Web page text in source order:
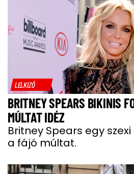
LELKIZŐ
BRITNEY SPEARS BIKINIS
MÚLTAT IDÉZ
Britney Spears egy
a fájó múltat.